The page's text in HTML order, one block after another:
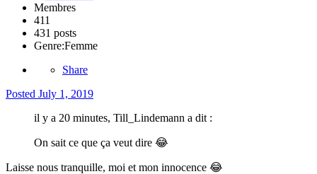
Membres
411
431 posts
Genre:Femme
Share
Posted July 1, 2019
il y a 20 minutes, Till_Lindemann a dit :
On sait ce que ça veut dire 😂
Laisse nous tranquille, moi et mon innocence 😂